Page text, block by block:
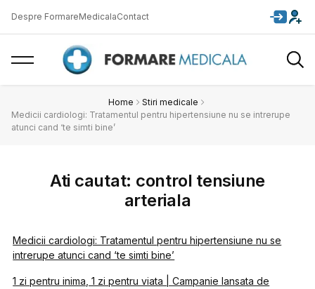
Despre FormareMedicalaContact
Home
Stiri medicale
Medicii cardiologi: Tratamentul pentru hipertensiune nu se intrerupe
atunci cand ‘te simti bine’
Ati cautat: control tensiune
arteriala
Medicii cardiologi: Tratamentul pentru hipertensiune nu se
intrerupe atunci cand ‘te simti bine’
1 zi pentru inima, 1 zi pentru viata | Campanie lansata de